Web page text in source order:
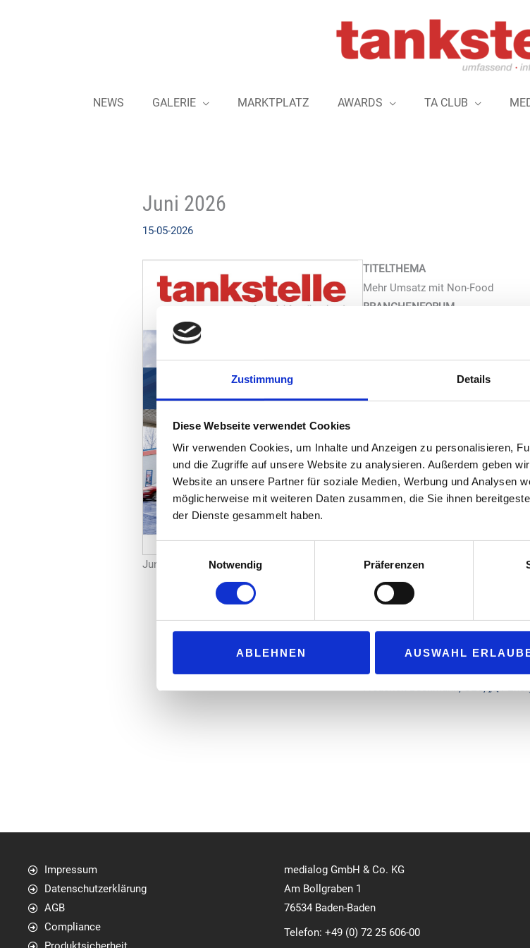
Zustimmung Details
Diese Webseite verwendet Cookies
Wir verwenden Cookies, um Inhalte und Anzeigen zu personalisieren,
und die Zugriffe auf unsere Website zu analysieren. Außerdem geben
Website an unsere Partner für soziale Medien, Werbung und Analysen
möglicherweise mit weiteren Daten zusammen, die Sie ihnen
der Dienste gesammelt haben.
Notwendig
Präferenzen
ABLEHNEN AUSWAHL
NEWS GALERIE MARKTPLATZ AWARDS TA CLUB
Juni 2026
15-05-2026
Juni Ausgabe
ALLE AUSGABEN
TITELTHEMA
Mehr Umsatz mit Non-Food
BRANCHENFORUM
Bier- und Biermixgetränke-Trends
Partnerkonzept & B2B-Awards von
Morris“
Preisauszeichnungen
VERBÄNDE
BTG
tankstelle MANAGEMENT
FEATURE
Katzen-Tankstelle Durmersheim
Frederick Beckmann, CEO, „Q1
Impressum
Datenschutzerklärung
AGB
Compliance
medialog GmbH & Co. KG
Am Bollgraben 1
76534 Baden-Baden
Telefon: +49 (0) 72 25 606-00